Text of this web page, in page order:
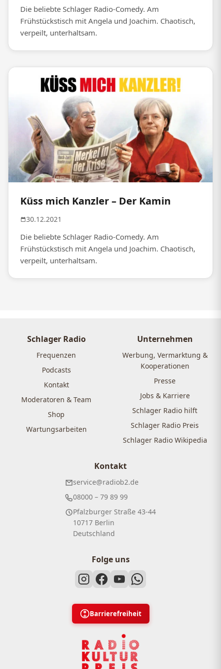
Die beliebte Schlager Radio-Comedy. Am
Frühstückstisch mit Angela und Joachim. Chaotisch,
verpeilt, unterhaltsam.
Küss mich Kanzler – Der Kamin
30.12.2021
Die beliebte Schlager Radio-Comedy. Am
Frühstückstisch mit Angela und Joachim. Chaotisch,
verpeilt, unterhaltsam.
Schlager Radio
Frequenzen
Podcasts
Kontakt
Moderatoren & Team
Shop
Wartungsarbeiten
Unternehmen
Werbung, Vermarktung &
Kooperationen
Presse
Jobs & Karriere
Schlager Radio hilft
Schlager Radio Preis
Schlager Radio Wikipedia
Kontakt
service@radiob2.de
08000 – 79 89 99
Pfalzburger Straße 43-44
10717 Berlin
Deutschland
Folge uns
Barrierefreiheit